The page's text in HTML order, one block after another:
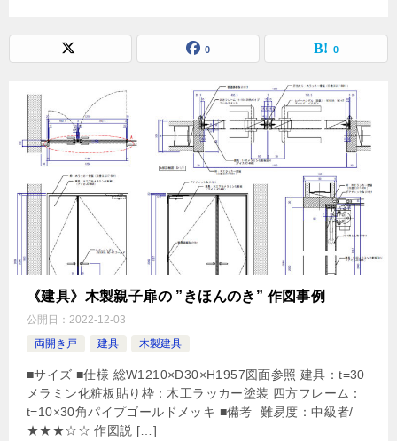
0 0
《建具》木製親子扉の ”きほんのき” 作図事例
公開日： 2022-12-03
両開き戸
建具 木製建具
■サイズ ■仕様 総W1210×D30×H1957図面参照 建具：t=30
メラミン化粧板貼り枠：木工ラッカー塗装 四方フレーム：
t=10×30角パイプゴールドメッキ ■備考 難易度：中級者/
★★★☆☆ 作図説 […]